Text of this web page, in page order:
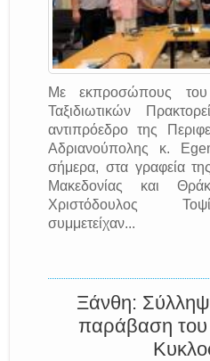
Με εκπροσώπους του
Ταξιδιωτικών
αντιπρόεδρο της
Αδριανούπολης κ.
σήμερα, στα γραφεία
Μακεδονίας και
Χριστόδουλος
συμμετείχαν...
Ξάνθη:
παράβαση του